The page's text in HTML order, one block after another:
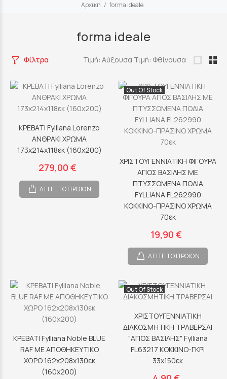
Αρχικη forma ideale
forma ideale
Φίλτρα Τιμή: Αύξουσα Τιμή: Φθίνουσα
ΚΡΕΒΑΤΙ Fylliana Lorenzo
ΑΝΘΡΑΚΙ ΧΡΩΜΑ
173x214x118εκ (160x200)
279,00 €
ΔΕΙΤΕ ΤΟ ΠΡΟΪΟΝ
Out Of Stock
ΧΡΙΣΤΟΥΓΕΝΝΙΑΤΙΚΗ ΦΙΓΟΥΡΑ
ΑΓΙΟΣ ΒΑΣΙΛΗΣ ΜΕ
ΠΤΥΣΣΟΜΕΝΑ ΠΟΔΙΑ
FYLLIANA FL262990
ΚΟΚΚΙΝΟ-ΠΡΑΣΙΝΟ ΧΡΩΜΑ
70εκ
19,90 €
ΔΕΙΤΕ ΤΟ ΠΡΟΪΟΝ
ΚΡΕΒΑΤΙ Fylliana Noble BLUE
RAF ΜΕ ΑΠΟΘHKEYTIKO
ΧΩΡΟ 162x208x130εκ
(160x200)
Out Of Stock
ΧΡΙΣΤΟΥΓΕΝΝΙΑΤΙΚΗ
ΔΙΑΚΟΣΜΗΤΙΚΗ ΤΡΑΒΕΡΣΑΙ
"ΑΓΙΟΣ ΒΑΣΙΛΗΣ" Fylliana
FL63217 ΚΟΚΚΙΝΟ-ΓΚΡΙ
33x150εκ